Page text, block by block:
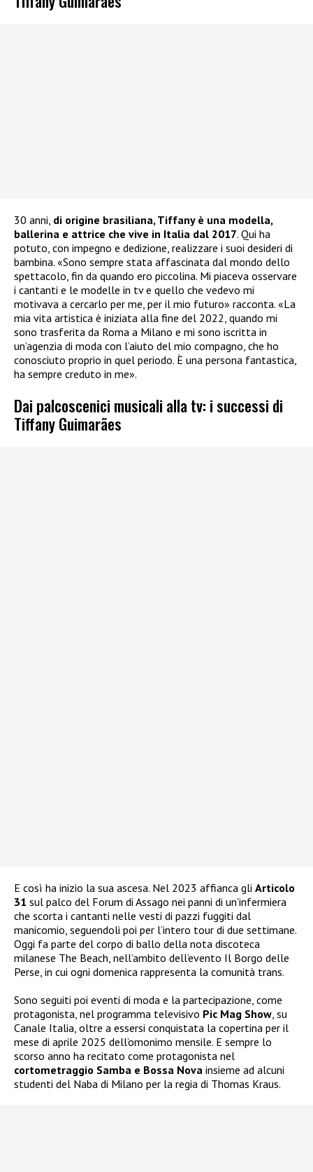
30 anni, di origine brasiliana, Tiffany è una modella,
ballerina e attrice che vive in Italia dal 2017. Qui ha
potuto, con impegno e dedizione, realizzare i suoi desideri di
bambina. «Sono sempre stata affascinata dal mondo dello
spettacolo, fin da quando ero piccolina. Mi piaceva osservare
i cantanti e le modelle in tv e quello che vedevo mi
motivava a cercarlo per me, per il mio futuro» racconta. «La
mia vita artistica è iniziata alla fine del 2022, quando mi
sono trasferita da Roma a Milano e mi sono iscritta in
un’agenzia di moda con l’aiuto del mio compagno, che ho
conosciuto proprio in quel periodo. È una persona fantastica,
ha sempre creduto in me».
Dai palcoscenici musicali alla tv: i successi di
Tiffany Guimarães
E così ha inizio la sua ascesa. Nel 2023 affianca gli Articolo
31 sul palco del Forum di Assago nei panni di un’infermiera
che scorta i cantanti nelle vesti di pazzi fuggiti dal
manicomio, seguendoli poi per l’intero tour di due settimane.
Oggi fa parte del corpo di ballo della nota discoteca
milanese The Beach, nell’ambito dell’evento Il Borgo delle
Perse, in cui ogni domenica rappresenta la comunità trans.
Sono seguiti poi eventi di moda e la partecipazione, come
protagonista, nel programma televisivo Pic Mag Show, su
Canale Italia, oltre a essersi conquistata la copertina per il
mese di aprile 2025 dell’omonimo mensile. E sempre lo
scorso anno ha recitato come protagonista nel
cortometraggio Samba e Bossa Nova insieme ad alcuni
studenti del Naba di Milano per la regia di Thomas Kraus.